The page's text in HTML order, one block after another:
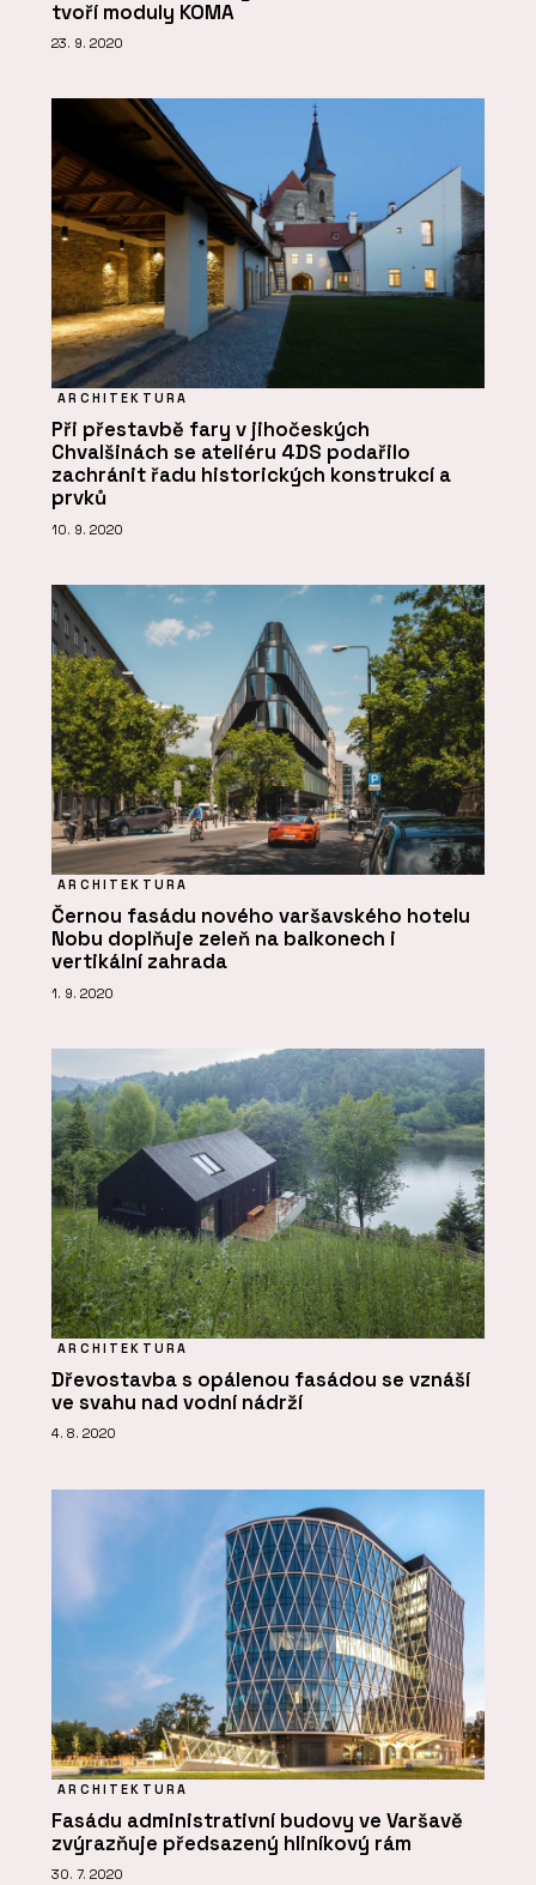
tvoří moduly KOMA
23. 9. 2020
ARCHITEKTURA
Při přestavbě fary v jihočeských
Chvalšinách se ateliéru 4DS podařilo
zachránit řadu historických konstrukcí a
prvků
10. 9. 2020
ARCHITEKTURA
Černou fasádu nového varšavského hotelu
Nobu doplňuje zeleň na balkonech i
vertikální zahrada
1. 9. 2020
ARCHITEKTURA
Dřevostavba s opálenou fasádou se vznáší
ve svahu nad vodní nádrží
4. 8. 2020
ARCHITEKTURA
Fasádu administrativní budovy ve Varšavě
zvýrazňuje předsazený hliníkový rám
30. 7. 2020